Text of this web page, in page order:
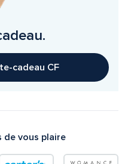
cadeau CF
de vous plaire